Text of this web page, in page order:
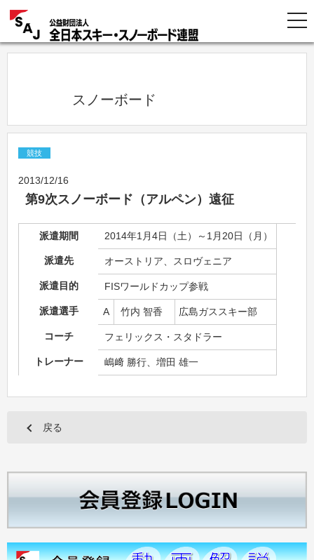
            スノーボード
競技
2013/12/16
第9次スノーボード（アルペン）遠征
派遣期間 2014年1月4日（土）～1月20日（月）
派遣先 オーストリア、スロヴェニア
派遣目的 FISワールドカップ参戦
派遣選手 A 竹内 智香 広島ガススキー部
コーチ フェリックス・スタドラー
トレーナー 嶋﨑 勝行、増田 雄一
戻る